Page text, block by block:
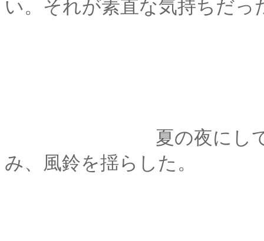
い。それが素直な気持ちだっ
夏の夜にしてはいや
み、風鈴を揺らした。